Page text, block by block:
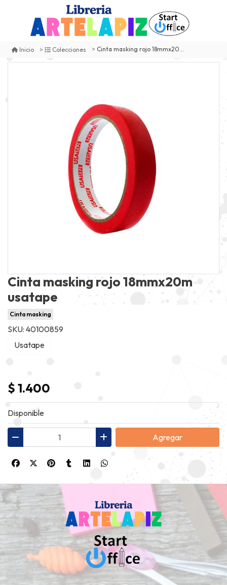
Inicio Colecciones Cinta masking rojo 18mmx20m usatape
Cinta masking rojo 18mmx20m
usatape
Cinta masking
SKU: 40100859
Usatape
$ 1.400
Disponible
Agregar